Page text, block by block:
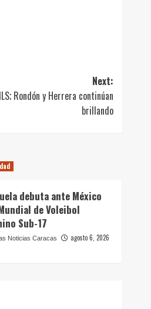
Next:
Rondón y Herrera continúan
brillando
debuta ante México
de Voleibol
Sub-17
Noticias Caracas agosto 6, 2026